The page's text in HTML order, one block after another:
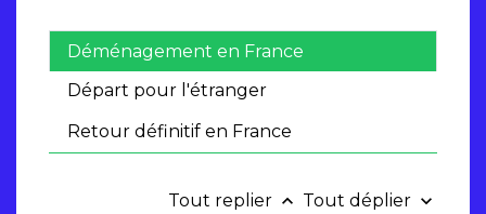
Déménagement en France
Départ pour l'étranger
Retour définitif en France
Tout replier keyboard_arrow_up Tout déplier keyboard_arrow_down